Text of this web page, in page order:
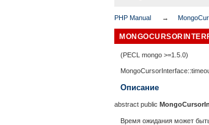
PHP Manual
(PECL mongo >=1.5.0)
Описание
abstract public
Время ожидания может